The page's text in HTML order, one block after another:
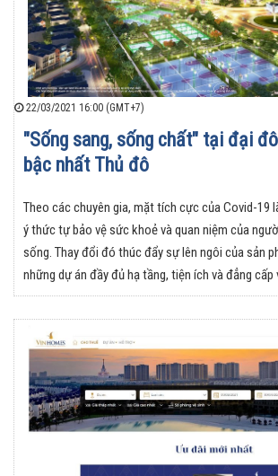
22/03/2021 16:00 (GMT+7)
"Sống sang, sống chất" tại đại
bậc nhất Thủ đô
Theo các chuyên gia, mặt tích cực của Covid-19
ý thức tự bảo vệ sức khoẻ và quan niệm của
sống. Thay đổi đó thúc đẩy sự lên ngôi của sản
những dự án đầy đủ hạ tầng, tiện ích và đẳng